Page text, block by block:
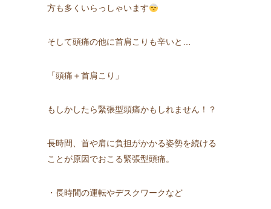
方も多くいらっしゃいます
そして頭痛の他に首肩こりも辛いと…
「頭痛＋首肩こり」
もしかしたら緊張型頭痛かもしれません！？
長時間、首や肩に負担がかかる姿勢を続ける
ことが原因でおこる緊張型頭痛。
・長時間の運転やデスクワークなど